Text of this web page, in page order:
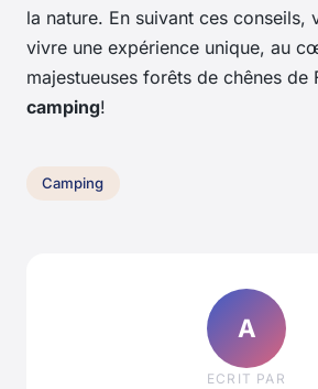
la nature. En suivant ces conseils,
vivre une expérience unique, au
majestueuses forêts de chênes de
camping!
Camping
A
ECRIT PAR